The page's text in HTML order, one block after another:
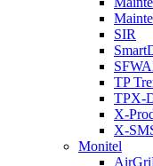
SIR
TP
TPX-
X-
X-
Monitel